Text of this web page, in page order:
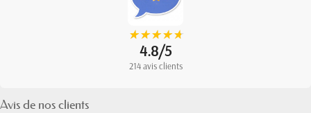
★
★★
★★
★★
★★
★
4.8/5
214 avis clients
Avis de nos clients